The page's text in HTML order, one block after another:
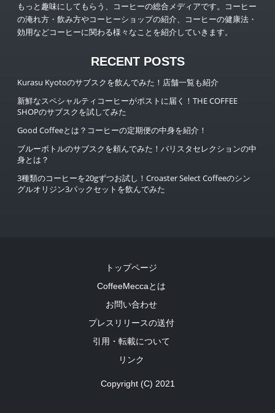
もっと趣味にしてもらう、コーヒーの総合メディアです。コーヒー
の淹れ方・飲み方やコーヒーショップの紹介、コーヒーの健康法・
効用などコーヒーに関わる様々なことを紹介していきます。
RECENT POSTS
Kurasu Kyotoのサブスクを飲んでみた！店舗一覧も紹介
新鮮なスペシャルティコーヒーがポストに届く！THE COFFEE
SHOPのサブスクを試してみた
Good Coffeeとは？コーヒーの定期便の中身を紹介！
ブルーボトルのサブスクを頼んでみた！バリスタセレクションの中
身とは？
3種類のコーヒーを20gずつお試し！Croaster Select Coffeeのシン
グルオリジン3パックセットを飲んでみた
トップページ
CoffeeMeccaとは
お問い合わせ
プレスリリースの送付
引用・転載について
リンク
Copyright (C) 2021